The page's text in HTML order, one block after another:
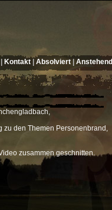
Kontakt| Absolviert| Anstehend
zu den Themen Personenbrand,
zusammen geschnitten.